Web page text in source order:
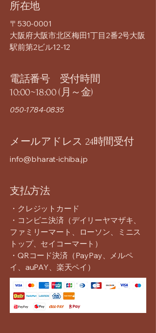
所在地
〒530-0001
大阪府大阪市北区梅田1丁目2番2号大阪
駅前第2ビル12-12
電話番号 受付時間
10:00~18:00 (月～金)
050-1784-0835
メールアドレス 24時間受付
info@bharat-ichiba.jp
支払方法
・クレジットカード
​・コンビニ決済（デイリーヤマザキ、
ファミリーマート、ローソン、ミニス
トップ、セイコーマート）
・QRコード決済（PayPay、メルペ
イ、auPAY、楽天ペイ）